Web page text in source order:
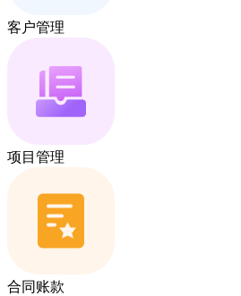
客户管理
项目管理
合同账款